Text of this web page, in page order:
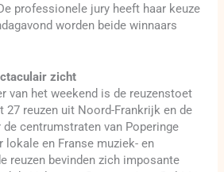
professionele jury heeft haar keuze
worden beide winnaars
zicht
van het weekend is de reuzenstoet
27 reuzen uit Noord-Frankrijk en de
centrumstraten van Poperinge
lokale en Franse muziek- en
reuzen bevinden zich imposante